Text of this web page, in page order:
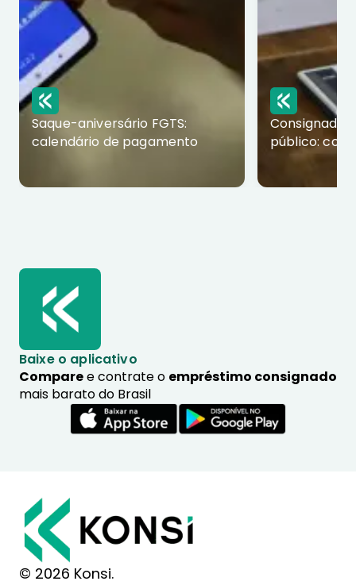
Saque-aniversário FGTS:
calendário de pagamento
Consignado
público:
Baixe o aplicativo
Comparee contrate o empréstimo consignado
mais barato do Brasil
© 2026 Konsi.